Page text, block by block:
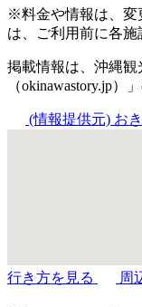
※料金や情報は、変
は、ご利用前に各施
掲載情報は、沖縄
（okinawastory.jp）
(情報提供元) お
行き方を見る 周